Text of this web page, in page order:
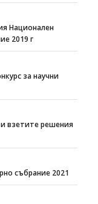
Национален
2019 г
за научни
взетите решения
събрание 2021